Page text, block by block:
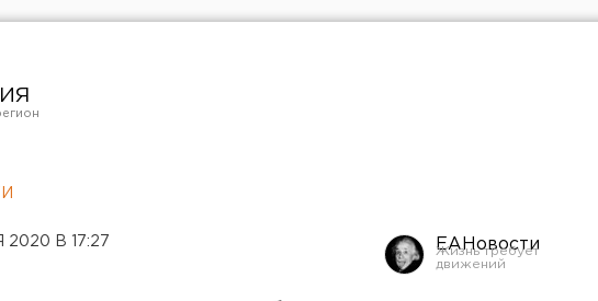
В 17:27 ЕАНовости